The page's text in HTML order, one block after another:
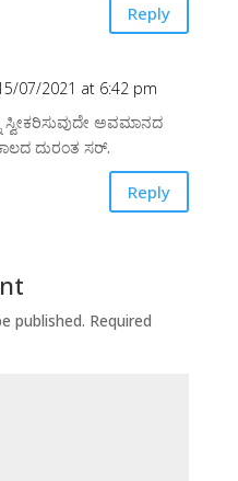
Reply
07/2021 at 6:42 pm
ಸ್ವೀಕರಿಸುವುದೇ ಅವಮಾನದ
ದುರಂತ ಸರ್.
Reply
published. Required